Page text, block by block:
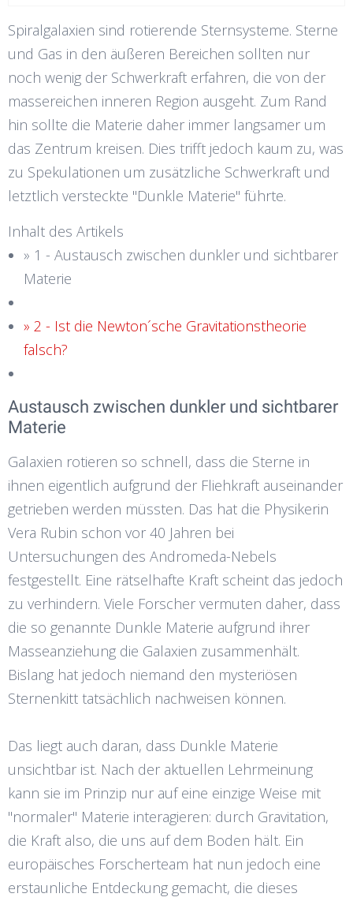
Spiralgalaxien sind rotierende Sternsysteme. Sterne
und Gas in den äußeren Bereichen sollten nur
noch wenig der Schwerkraft erfahren, die von der
massereichen inneren Region ausgeht. Zum Rand
hin sollte die Materie daher immer langsamer um
das Zentrum kreisen. Dies trifft jedoch kaum zu, was
zu Spekulationen um zusätzliche Schwerkraft und
letztlich versteckte "Dunkle Materie" führte.
Inhalt des Artikels
» 1 - Austausch zwischen dunkler und sichtbarer
Materie
» 2 - Ist die Newton´sche Gravitationstheorie
falsch?
Austausch zwischen dunkler und sichtbarer
Materie
Galaxien rotieren so schnell, dass die Sterne in
ihnen eigentlich aufgrund der Fliehkraft auseinander
getrieben werden müssten. Das hat die Physikerin
Vera Rubin schon vor 40 Jahren bei
Untersuchungen des Andromeda-Nebels
festgestellt. Eine rätselhafte Kraft scheint das jedoch
zu verhindern. Viele Forscher vermuten daher, dass
die so genannte Dunkle Materie aufgrund ihrer
Masseanziehung die Galaxien zusammenhält.
Bislang hat jedoch niemand den mysteriösen
Sternenkitt tatsächlich nachweisen können.
Das liegt auch daran, dass Dunkle Materie
unsichtbar ist. Nach der aktuellen Lehrmeinung
kann sie im Prinzip nur auf eine einzige Weise mit
"normaler" Materie interagieren: durch Gravitation,
die Kraft also, die uns auf dem Boden hält. Ein
europäisches Forscherteam hat nun jedoch eine
erstaunliche Entdeckung gemacht, die dieses